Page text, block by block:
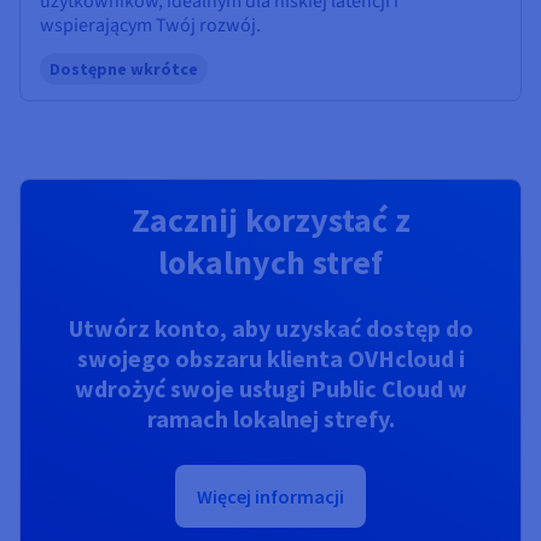
wspierającym Twój rozwój.
Dostępne wkrótce
Zacznij korzystać z
lokalnych stref
Utwórz konto, aby uzyskać dostęp do
swojego obszaru klienta OVHcloud i
wdrożyć swoje usługi Public Cloud w
ramach lokalnej strefy.
Więcej informacji